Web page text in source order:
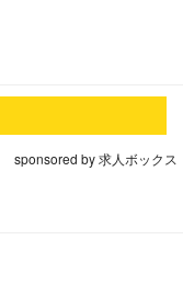
sponsored by 求人ボックス